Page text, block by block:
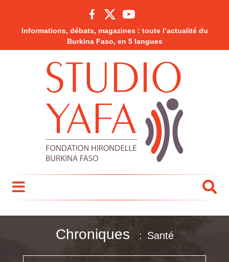
Informations, débats, magazines : toute l’actualité du
Burkina Faso, en 5 langues
Chroniques Santé